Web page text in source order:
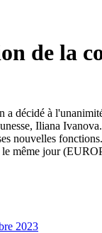
de la
décidé à
Iliana
nouvelles
le même jour
2023